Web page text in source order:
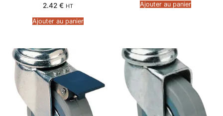
2.42 € HT
Ajouter au panier
Ajouter au panier